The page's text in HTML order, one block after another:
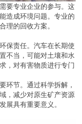
要专业企业的参与。这
造成环境问题。专业的
理的回收方案。
保责任。汽车在长期使
不当，可能对土壤和水
，对有害物质进行专门
环节。通过科学拆解，
，减少对原生矿产资源
展具有重要意义。